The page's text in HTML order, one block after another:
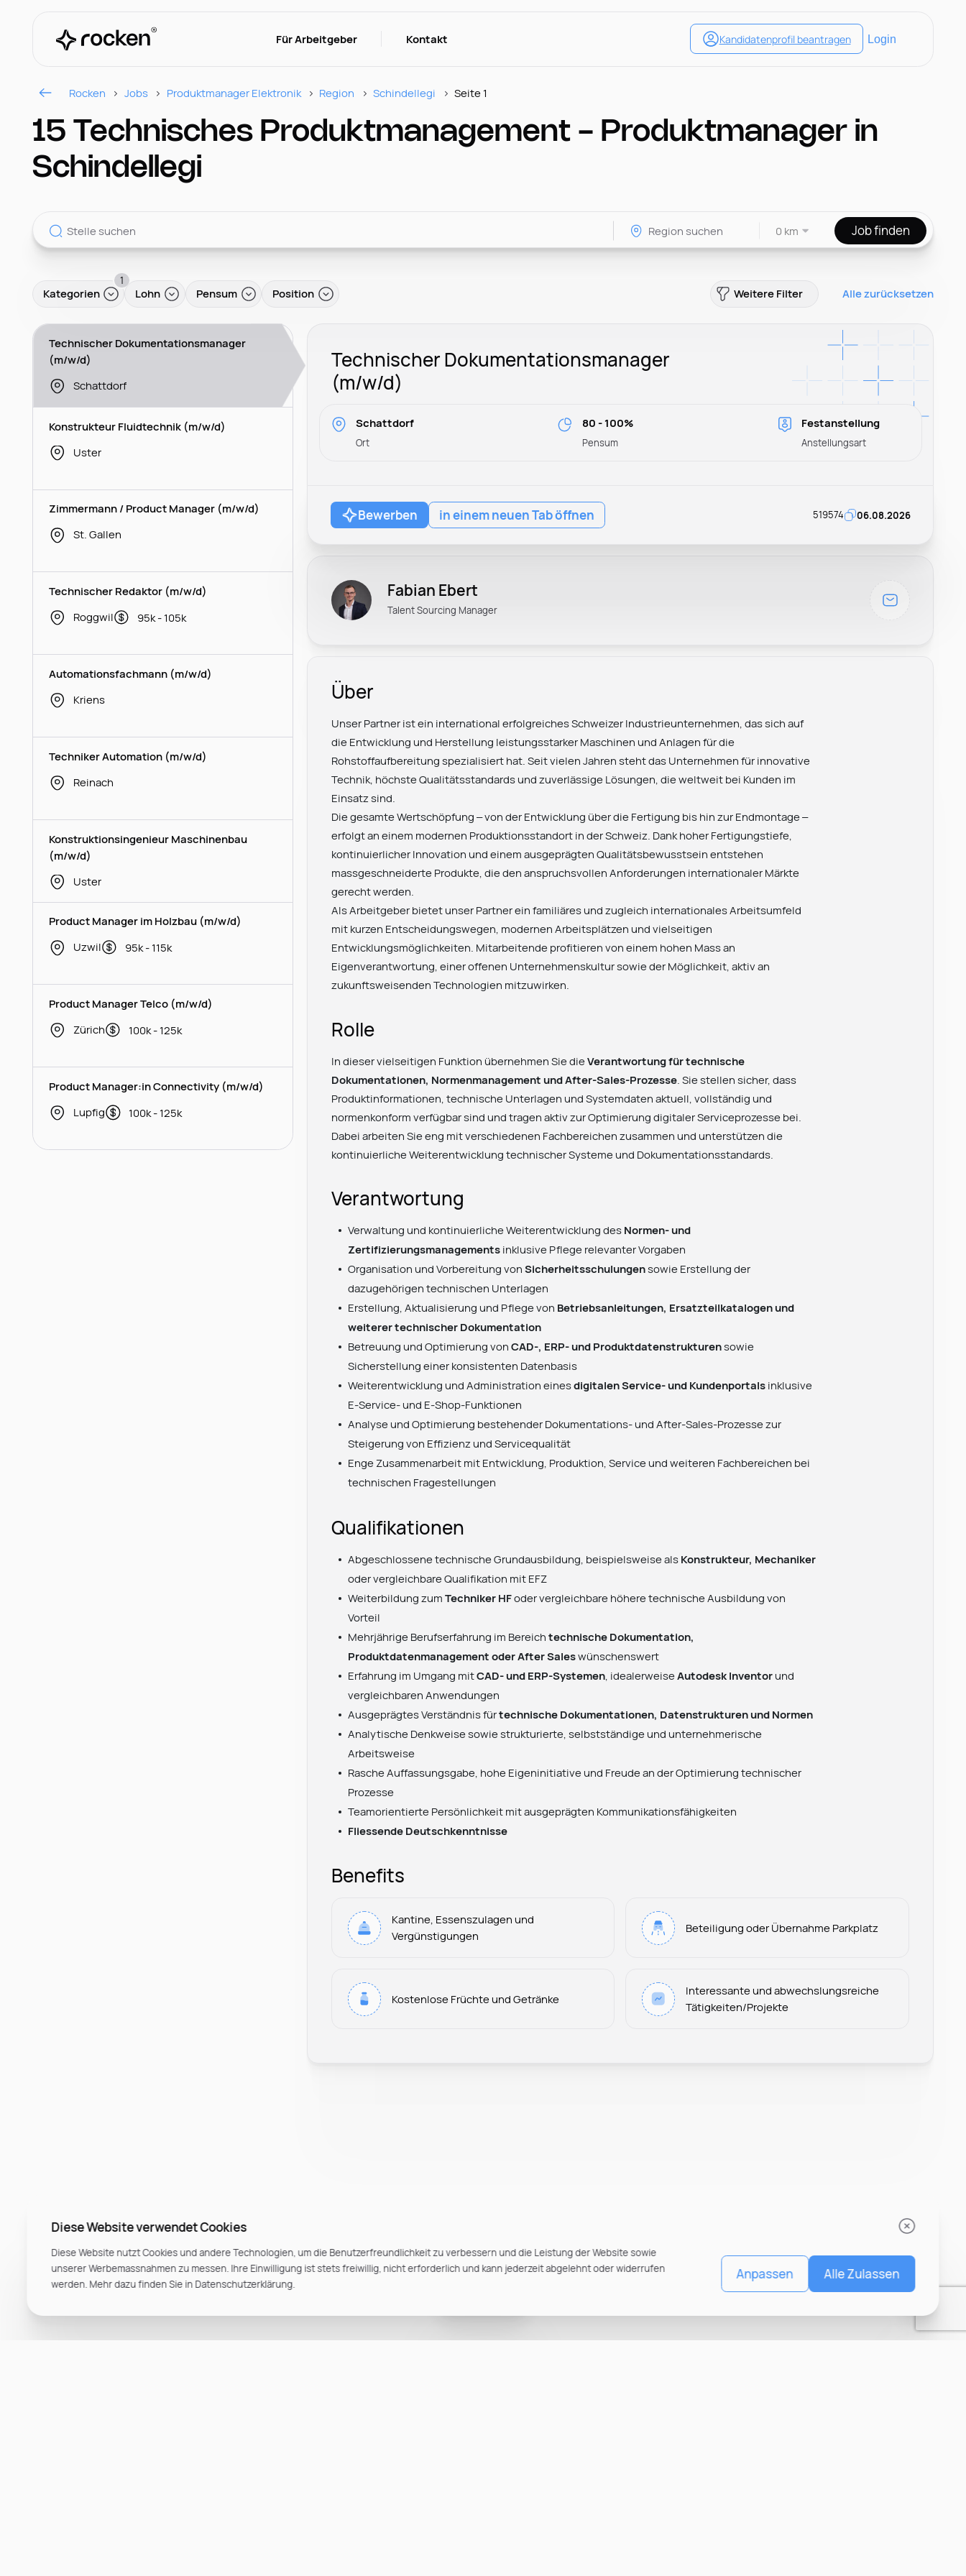
Für Arbeitgeber Kontakt
Rocken Jobs Produktmanager Elektronik Region Schindellegi Seite 1
15 Technisches Produktmanagement - Produktmanager in
Schindellegi
0 km Job finden
Kategorien
1
Lohn Pensum Position Weitere Filter Alle zurücksetzen
Technischer Dokumentationsmanager
(m/w/d)
Schattdorf
Konstrukteur Fluidtechnik (m/w/d)
Uster
Zimmermann / Product Manager (m/w/d)
St. Gallen
Technischer Redaktor (m/w/d)
Roggwil
95k - 105k
Automationsfachmann (m/w/d)
Kriens
Techniker Automation (m/w/d)
Reinach
Konstruktionsingenieur Maschinenbau
(m/w/d)
Uster
Product Manager im Holzbau (m/w/d)
Uzwil
95k - 115k
Product Manager Telco (m/w/d)
Zürich
100k - 125k
Product Manager:in Connectivity (m/w/d)
Lupfig
100k - 125k
Technischer Dokumentationsmanager
(m/w/d)
Schattdorf
Ort
80 - 100%
Pensum
Festanstellung
Anstellungsart
Bewerben in einem neuen Tab öffnen 519574 06.08.2026
Fabian Ebert
Talent Sourcing Manager
Über
Unser Partner ist ein international erfolgreiches Schweizer Industrieunternehmen, das sich auf
die Entwicklung und Herstellung leistungsstarker Maschinen und Anlagen für die
Rohstoffaufbereitung spezialisiert hat. Seit vielen Jahren steht das Unternehmen für innovative
Technik, höchste Qualitätsstandards und zuverlässige Lösungen, die weltweit bei Kunden im
Einsatz sind.
Die gesamte Wertschöpfung – von der Entwicklung über die Fertigung bis hin zur Endmontage –
erfolgt an einem modernen Produktionsstandort in der Schweiz. Dank hoher Fertigungstiefe,
kontinuierlicher Innovation und einem ausgeprägten Qualitätsbewusstsein entstehen
massgeschneiderte Produkte, die den anspruchsvollen Anforderungen internationaler Märkte
gerecht werden.
Als Arbeitgeber bietet unser Partner ein familiäres und zugleich internationales Arbeitsumfeld
mit kurzen Entscheidungswegen, modernen Arbeitsplätzen und vielseitigen
Entwicklungsmöglichkeiten. Mitarbeitende profitieren von einem hohen Mass an
Eigenverantwortung, einer offenen Unternehmenskultur sowie der Möglichkeit, aktiv an
zukunftsweisenden Technologien mitzuwirken.
Rolle
In dieser vielseitigen Funktion übernehmen Sie dieVerantwortung für technische
Dokumentationen, Normenmanagement und After-Sales-Prozesse . Sie stellen sicher, dass
Produktinformationen, technische Unterlagen und Systemdaten aktuell, vollständig und
normenkonform verfügbar sind und tragen aktiv zur Optimierung digitaler Serviceprozesse bei.
Dabei arbeiten Sie eng mit verschiedenen Fachbereichen zusammen und unterstützen die
kontinuierliche Weiterentwicklung technischer Systeme und Dokumentationsstandards.
Verantwortung
Verwaltung und kontinuierliche Weiterentwicklung des Normen- und
Zertifizierungsmanagements inklusive Pflege relevanter Vorgaben
Organisation und Vorbereitung vonSicherheitsschulungensowie Erstellung der
dazugehörigen technischen Unterlagen
Erstellung, Aktualisierung und Pflege von Betriebsanleitungen, Ersatzteilkatalogen und
weiterer technischer Dokumentation
Betreuung und Optimierung vonCAD-, ERP- und Produktdatenstrukturensowie
Sicherstellung einer konsistenten Datenbasis
Weiterentwicklung und Administration einesdigitalen Service- und Kundenportals inklusive
E-Service- und E-Shop-Funktionen
Analyse und Optimierung bestehender Dokumentations- und After-Sales-Prozesse zur
Steigerung von Effizienz und Servicequalität
Enge Zusammenarbeit mit Entwicklung, Produktion, Service und weiteren Fachbereichen bei
technischen Fragestellungen
Qualifikationen
Abgeschlossene technische Grundausbildung, beispielsweise als Konstrukteur, Mechaniker
oder vergleichbare Qualifikation mit EFZ
Weiterbildung zumTechniker HFoder vergleichbare höhere technische Ausbildung von
Vorteil
Mehrjährige Berufserfahrung im Bereichtechnische Dokumentation,
Produktdatenmanagement oder After Saleswünschenswert
Erfahrung im Umgang mitCAD- und ERP-Systemen , idealerweiseAutodesk Inventor und
vergleichbaren Anwendungen
Ausgeprägtes Verständnis fürtechnische Dokumentationen, Datenstrukturen und Normen
Analytische Denkweise sowie strukturierte, selbstständige und unternehmerische
Arbeitsweise
Rasche Auffassungsgabe, hohe Eigeninitiative und Freude an der Optimierung technischer
Prozesse
Teamorientierte Persönlichkeit mit ausgeprägten Kommunikationsfähigkeiten
Fliessende Deutschkenntnisse
Benefits
Kantine, Essenszulagen und
Vergünstigungen
Beteiligung oder Übernahme Parkplatz
Kostenlose Früchte und Getränke
Interessante und abwechslungsreiche
Tätigkeiten/Projekte
Leonard Ramin
Recruiter at Rocken
Diese Website verwendet Cookies
Diese Website nutzt Cookies und andere Technologien, um die Benutzerfreundlichkeit zu verbessern und die Leistung der Website sowie
unserer Werbemassnahmen zu messen. Ihre Einwilligung ist stets freiwillig, nicht erforderlich und kann jederzeit abgelehnt oder widerrufen
werden. Mehr dazu finden Sie in Datenschutzerklärung.
Anpassen Alle Zulassen